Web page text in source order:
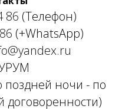
86 (Телефон)
(+WhatsApp)
поздней ночи - по
договоренности)